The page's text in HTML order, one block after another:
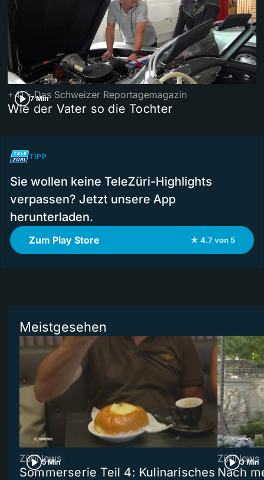
7 Min
+41 - Das Schweizer Reportagemagazin
Wie der Vater so die Tochter
TIPP
Sie wollen keine TeleZüri-Highlights
verpassen? Jetzt unsere App
herunterladen.
Zum Play Store ★ 4.7 von 5
Meistgesehen
5 Min
ZüriNews
Sommerserie Teil 4: Kulinarisches
3 Min
ZüriNews
Nach